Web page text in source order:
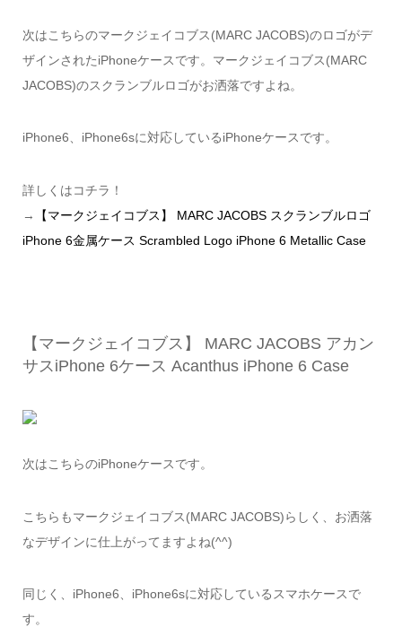
次はこちらのマークジェイコブス(MARC JACOBS)のロゴがデ
ザインされたiPhoneケースです。マークジェイコブス(MARC
JACOBS)のスクランブルロゴがお洒落ですよね。
iPhone6、iPhone6sに対応しているiPhoneケースです。
詳しくはコチラ！
→
【マークジェイコブス】 MARC JACOBS スクランブルロゴ
iPhone 6金属ケース Scrambled Logo iPhone 6 Metallic Case
【マークジェイコブス】 MARC JACOBS アカン
サスiPhone 6ケース Acanthus iPhone 6 Case
次はこちらのiPhoneケースです。
こちらもマークジェイコブス(MARC JACOBS)らしく、お洒落
なデザインに仕上がってますよね(^^)
同じく、iPhone6、iPhone6sに対応しているスマホケースで
す。